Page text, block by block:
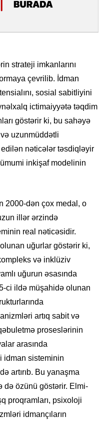
strateji imkanlarını
çevrilib. İdman
sosial sabitliyini
ictimaiyyətə təqdim
göstərir ki, bu sahəyə
uzunmüddətli
nəticələr təsdiqləyir
inkişaf modelinin
2000-dən çox medal, o
illər ərzində
real nəticəsidir.
uğurlar göstərir ki,
və inklüziv
uğurun əsasında
ci ildə müşahidə olunan
artıq sabit və
proseslərinin
arasında
idman sisteminin
artırıb. Bu yanaşma
də özünü göstərir. Elmi-
proqramları, psixoloji
idmançıların